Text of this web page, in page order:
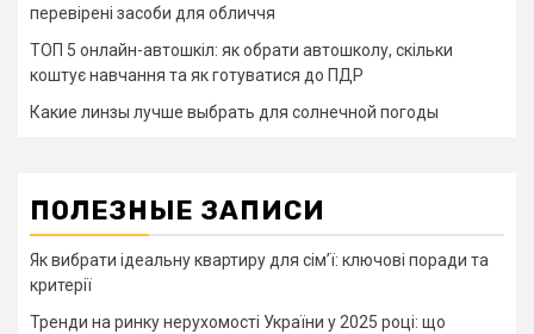
перевірені засоби для обличчя
ТОП 5 онлайн-автошкіл: як обрати автошколу, скільки
коштує навчання та як готуватися до ПДР
Какие линзы лучше выбрать для солнечной погоды
ПОЛЕЗНЫЕ ЗАПИСИ
Як вибрати ідеальну квартиру для сім’ї: ключові поради та
критерії
Тренди на ринку нерухомості України у 2025 році: що